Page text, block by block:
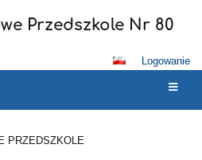
Przedszkole Nr 80
Logowanie
PRZEDSZKOLE